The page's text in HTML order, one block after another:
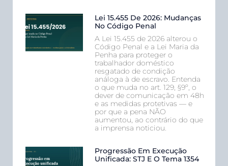
Lei 15.455 De 2026: Mudanças
No Código Penal
A Lei 15.455 de 2026 alterou o
Código Penal e a Lei Maria da
Penha para proteger o
trabalhador doméstico
resgatado de condição
análoga à de escravo. Entenda
o que muda no art. 129, §9º, o
dever de comunicação em 48h
e as medidas protetivas — e
por que a pena NÃO
aumentou, ao contrário do que
a imprensa noticiou.
Progressão Em Execução
Unificada: STJ E O Tema 1354